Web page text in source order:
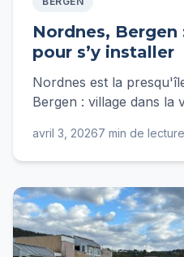
Nordnes,
pour s’y installer
Nordnes est la
Bergen : village dans la
loyers, écoles,
avril 3, 20267 min de lecture